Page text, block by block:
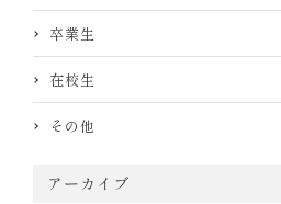
卒業生
在校生
その他
アーカイブ